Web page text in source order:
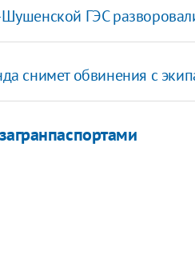
ГЭС
снимет обвинения с